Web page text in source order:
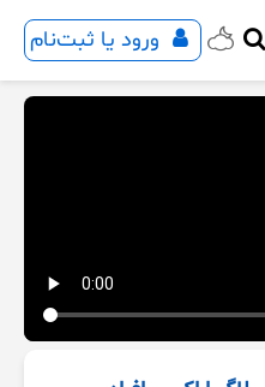
ورود یا ثبت‌نام